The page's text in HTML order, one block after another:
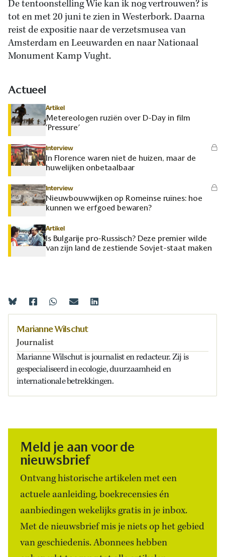
De tentoonstelling Wie kan ik nog vertrouwen? is
tot en met 20 juni te zien in Westerbork. Daarna
reist de expositie naar de verzetsmusea van
Amsterdam en Leeuwarden en naar Nationaal
Monument Kamp Vught.
Actueel
Artikel
Metereologen ruziën over D-Day in film
‘Pressure’
Interview
In Florence waren niet de huizen, maar de
huwelijken onbetaalbaar
Interview
Nieuwbouwwijken op Romeinse ruïnes: hoe
kunnen we erfgoed bewaren?
Artikel
Is Bulgarije pro-Russisch? Deze premier wilde
van zijn land de zestiende Sovjet-staat maken
Marianne Wilschut
Journalist
Marianne Wilschut is journalist en redacteur. Zij is
gespecialiseerd in ecologie, duurzaamheid en
internationale betrekkingen.
Meld je aan voor de
nieuwsbrief
Ontvang historische artikelen met een
actuele aanleiding, boekrecensies én
aanbiedingen wekelijks gratis in je inbox.
Met de nieuwsbrief mis je niets op het gebied
van geschiedenis. Abonnees hebben